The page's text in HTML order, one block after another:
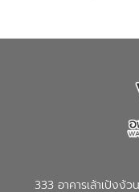
333 อาคารเล้าเป้งง้